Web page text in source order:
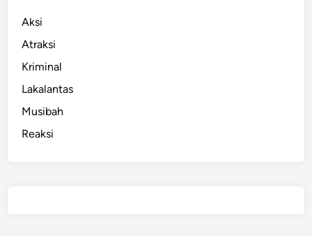
Aksi
Atraksi
Kriminal
Lakalantas
Musibah
Reaksi